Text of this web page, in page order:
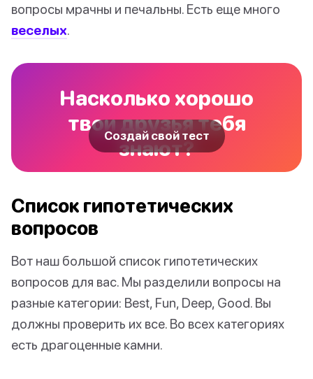
вопросы мрачны и печальны. Есть еще много
веселых.
Насколько хорошо
твои друзья тебя
знают?
Создай свой тест
Список гипотетических
вопросов
Вот наш большой список гипотетических
вопросов для вас. Мы разделили вопросы на
разные категории: Best, Fun, Deep, Good. Вы
должны проверить их все. Во всех категориях
есть драгоценные камни.